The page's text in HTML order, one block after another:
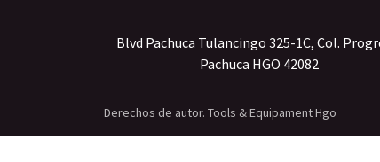
Blvd Pachuca Tulancingo 325-1C, Col.
Pachuca HGO 42082
Derechos de autor. Tools & Equipament Hgo